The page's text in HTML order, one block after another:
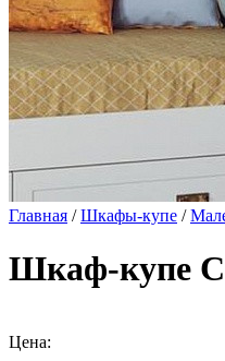
Главная /Шкафы-купе /
Шкаф-купе
Цена: